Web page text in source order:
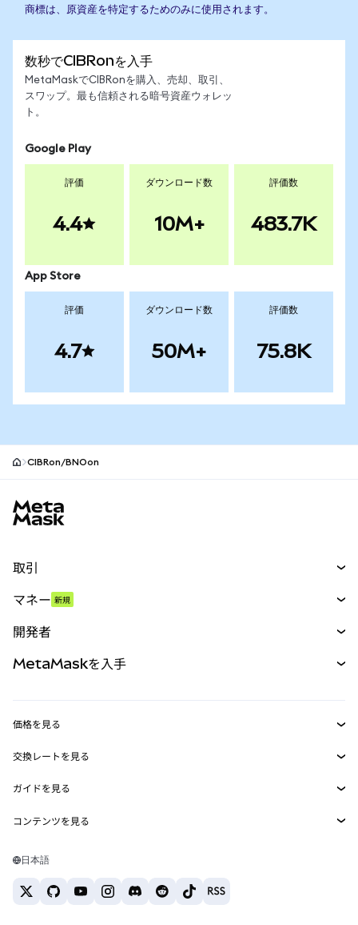
商標は、原資産を特定するためのみに使用されます。
数秒でCIBRonを入手
MetaMaskでCIBRonを購入、売却、取引、
スワップ。最も信頼される暗号資産ウォレッ
ト。
Google Play
評価
4.4
ダウンロード数
10M+
評価数
483.7K
App Store
評価
4.7
ダウンロード数
50M+
評価数
75.8K
CIBRon/BNOon
取引
パーペチュアル
RWA
マネー 新規
開発者
MetaMask Connect
Snaps
Web3サービス
MetaMaskを入手
セキュリティ
サポート
キャリア
お問い合わせ
価格を見る
イーサリアムの価格
Solanaの価格
Tetherの価格
交換レートを見る
ETH→USD
USDT→INR
BTC→INR
ETH→USDT
ガイドを見る
ETHの購入
USDTの購入
コンテンツを見る
Solanaウォレット
日本語